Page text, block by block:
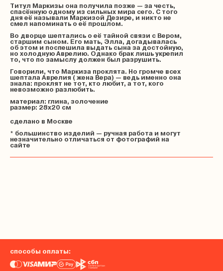
Титул Маркизы она получила позже — за честь,
спасённую одному из сильных мира сего. С того
дня её называли Маркизой Дезире, и никто не
смел напоминать о её прошлом.
Во дворце шептались о её тайной связи с Вером,
старшим сыном. Его мать, Элла, догадывалась
об этом и поспешила выдать сына за достойную,
но холодную Аврелию. Однако брак лишь укрепил
то, что по замыслу должен был разрушить.
Говорили, что Маркиза проклята. Но громче всех
шептала Аврелия ( жена Вера) — ведь именно она
знала: проклят не тот, кто любит, а тот, кого
невозможно разлюбить.
материал: глина, золочение
размер: 28х20 см
сделано в Москве
* большинство изделий — ручная работа и могут
незначительно отличаться от фотографий на
сайте
способы оплаты: